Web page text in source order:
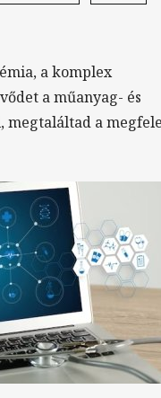
a komplex
a műanyag- és
a